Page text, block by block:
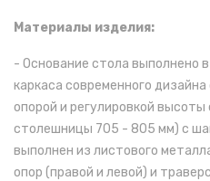
Материалы изделия:
- Основание стола выполнено
каркаса современного
опорой и регулировкой
столешницы 705 - 805 мм) с
выполнен из листового
опор (правой и левой) и